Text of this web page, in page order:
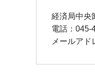
経済局中央
電話：045-
メールアド